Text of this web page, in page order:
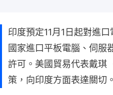
印度預定11月1日起對進
國家進口平板電腦、伺服
許可。美國貿易代表戴琪
策，向印度方面表達關切。